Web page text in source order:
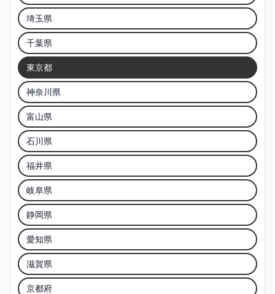
埼玉県
千葉県
東京都
神奈川県
富山県
石川県
福井県
岐阜県
静岡県
愛知県
滋賀県
京都府